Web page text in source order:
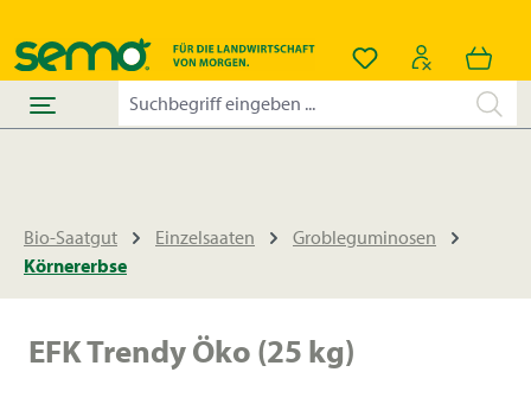
Du hast 0
Bio-Saatgut Einzelsaaten
Grobleguminosen
Körnererbse
EFK Trendy Öko (25 kg)